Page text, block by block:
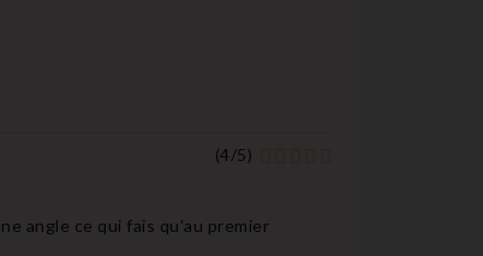
(4/5)
angle ce qui fais qu'au premier